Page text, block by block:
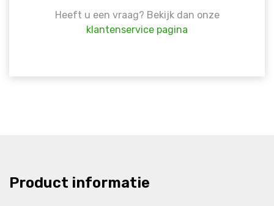
Heeft u een vraag? Bekijk dan onze
klantenservice pagina
Product informatie